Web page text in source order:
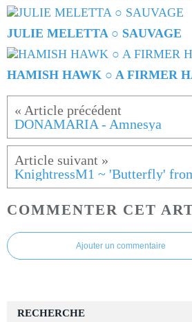
JULIE MELETTA ○ SAUVAGE
HAMISH HAWK ○ A FIRMER
DONAMARIA - Amnesya
COMMENTER CET
Ajouter un commentaire
RECHERCHE